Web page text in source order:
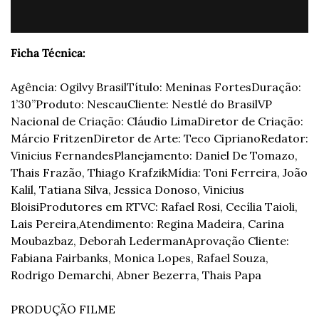
Ficha Técnica:
Agência: Ogilvy BrasilTítulo: Meninas FortesDuração:
1’30’’Produto: NescauCliente: Nestlé do BrasilVP
Nacional de Criação: Cláudio LimaDiretor de Criação:
Márcio FritzenDiretor de Arte: Teco CiprianoRedator:
Vinicius FernandesPlanejamento: Daniel De Tomazo,
Thais Frazão, Thiago KrafzikMídia: Toni Ferreira, João
Kalil, Tatiana Silva, Jessica Donoso, Vinicius
BloisiProdutores em RTVC: Rafael Rosi, Cecília Taioli,
Lais Pereira,Atendimento: Regina Madeira, Carina
Moubazbaz, Deborah LedermanAprovação Cliente:
Fabiana Fairbanks, Monica Lopes, Rafael Souza,
Rodrigo Demarchi, Abner Bezerra, Thais Papa
PRODUÇÃO FILME